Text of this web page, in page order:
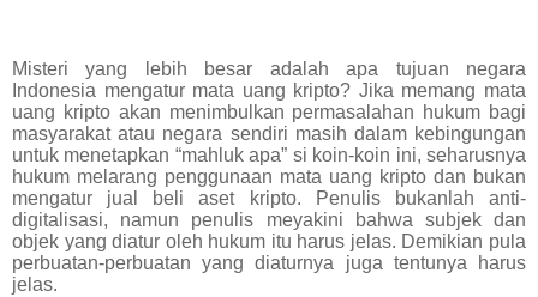
Misteri yang lebih besar adalah apa tujuan negara
Indonesia mengatur mata uang kripto? Jika memang mata
uang kripto akan menimbulkan permasalahan hukum bagi
masyarakat atau negara sendiri masih dalam kebingungan
untuk menetapkan “mahluk apa” si koin-koin ini, seharusnya
hukum melarang penggunaan mata uang kripto dan bukan
mengatur jual beli aset kripto. Penulis bukanlah anti-
digitalisasi, namun penulis meyakini bahwa subjek dan
objek yang diatur oleh hukum itu harus jelas. Demikian pula
perbuatan-perbuatan yang diaturnya juga tentunya harus
jelas.